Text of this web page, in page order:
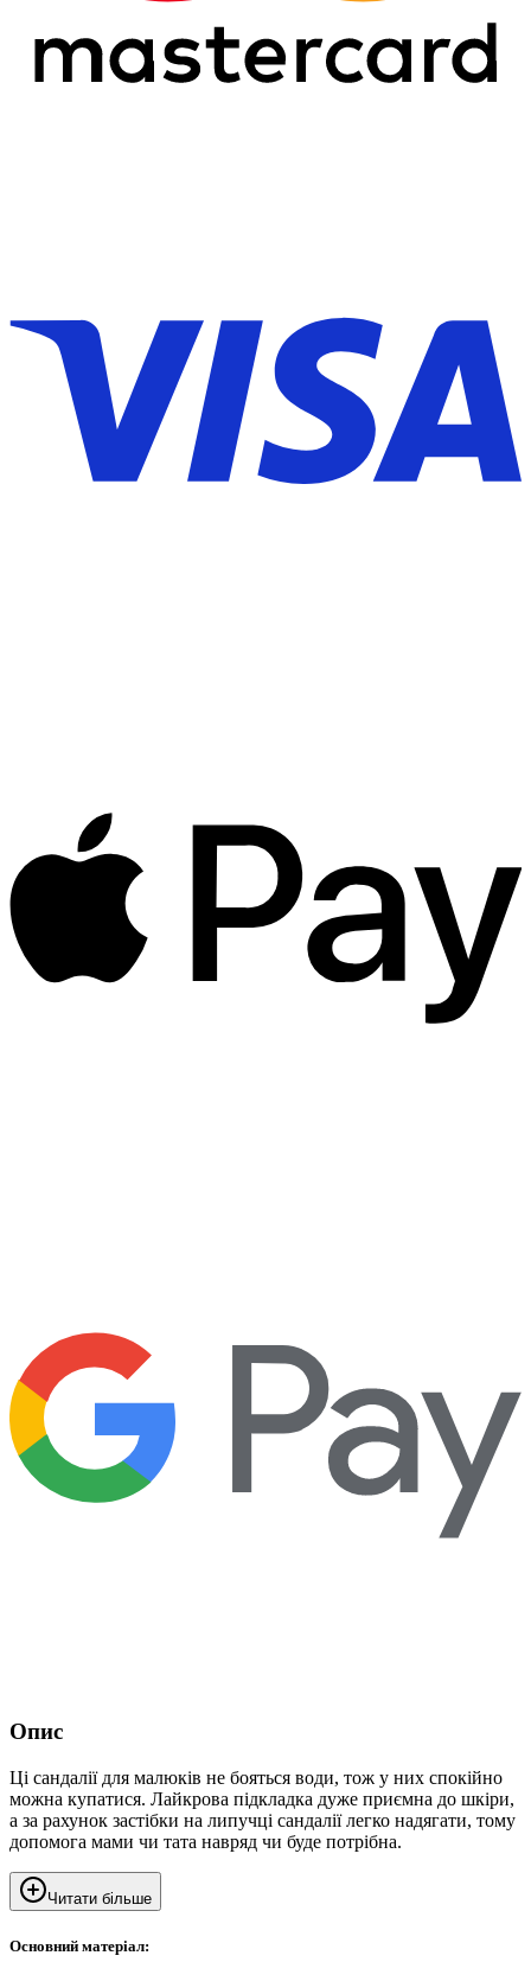
Опис
Ці сандалії для малюків не бояться води, тож у них спокійно
можна купатися. Лайкрова підкладка дуже приємна до шкіри,
а за рахунок застібки на липучці сандалії легко надягати, тому
допомога мами чи тата навряд чи буде потрібна.
Читати більше
Основний матеріал: